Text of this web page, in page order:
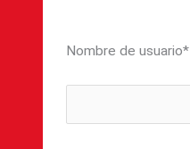
Nombre de usuario*